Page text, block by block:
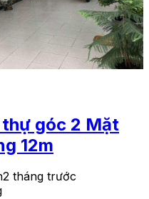
góc 2 Mặt
12m
2 tháng trước